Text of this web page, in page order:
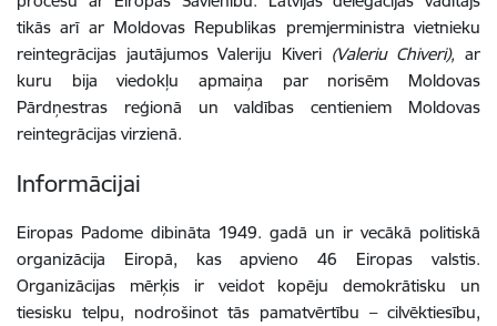
tikās arī ar Moldovas Republikas premjerministra vietnieku
reintegrācijas jautājumos Valeriju Kiveri (Valeriu Chiveri),ar
kuru bija viedokļu apmaiņa par norisēm Moldovas
Pārdņestras reģionā un valdības centieniem Moldovas
reintegrācijas virzienā.
Informācijai
Eiropas Padome dibināta 1949. gadā un ir vecākā politiskā
organizācija Eiropā, kas apvieno 46 Eiropas valstis.
Organizācijas mērķis ir veidot kopēju demokrātisku un
tiesisku telpu, nodrošinot tās pamatvērtību – cilvēktiesību,